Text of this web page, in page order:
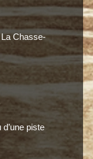
La Chasse-
piste